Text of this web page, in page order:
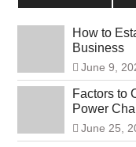
How to
Business
June 9,
Factors to
Power
June 25,